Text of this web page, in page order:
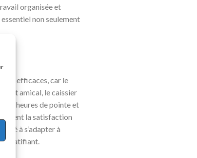
organisée et
non seulement
efficaces, car le
et amical, le caissier
les heures de pointe et
la satisfaction
à s’adapter à
gratifiant.